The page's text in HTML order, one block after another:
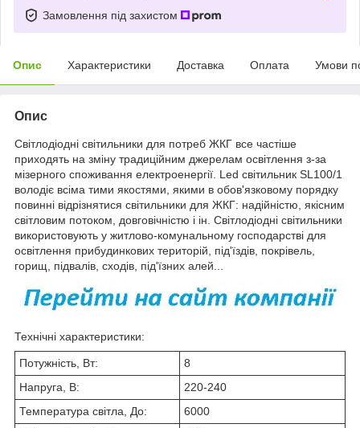
Замовлення під захистом
Опис Характеристики Доставка Оплата Умови
Опис
Світлодіодні світильники для потреб ЖКГ все частіше
приходять на зміну традиційним джерелам освітлення з-за
мізерного споживання електроенергії. Led світильник SL100/1
володіє всіма тими якостями, якими в обов'язковому порядку
повинні відрізнятися світильники для ЖКГ: надійністю, якісним
світловим потоком, довговічністю і ін. Світлодіодні світильники
використовують у житлово-комунальному господарстві для
освітлення прибудинкових територій, під'їздів, покрівель,
горищ, підвалів, сходів, під'їзних алей...
Технічні характеристики:
Потужність, Вт:
8
Напруга, В:
220-240
Температура світла, До:
6000